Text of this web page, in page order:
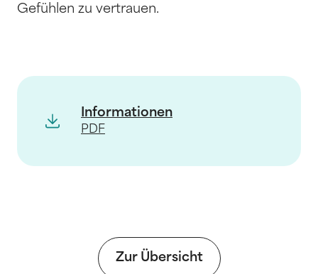
Gefühlen zu vertrauen.
Informationen
PDF
Zur Übersicht